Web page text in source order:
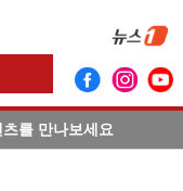
를 만나보세요